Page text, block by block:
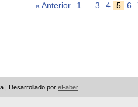
« Anterior 1 … 3 4 5 6
| Desarrollado por eFaber